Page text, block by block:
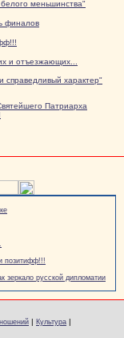
меньшинства"
финалов
и отъезжающих...
характер"
Патриарха
позитифф!!!
зеркало русской дипломатии
| Культура |